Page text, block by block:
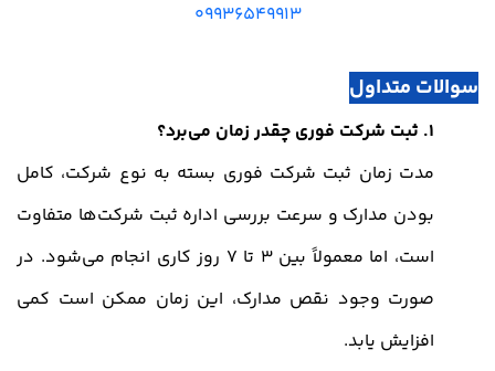
09936549913
سوالات متداول
1. ثبت شرکت فوری چقدر زمان می‌برد؟
مدت زمان ثبت شرکت فوری بسته به نوع شرکت، کامل
بودن مدارک و سرعت بررسی اداره ثبت شرکت‌ها متفاوت
است، اما معمولاً بین 3 تا 7 روز کاری انجام می‌شود. در
صورت وجود نقص مدارک، این زمان ممکن است کمی
افزایش یابد.